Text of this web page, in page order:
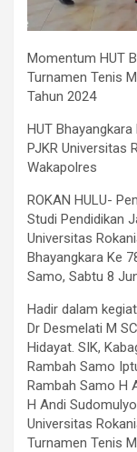
Momentum HUT
Turnamen Tenis
Tahun 2024
HUT
PJKR Universitas
Wakapolres
ROKAN HULU-
Studi Pendidikan
Universitas
Bhayangkara Ke
Samo, Sabtu 8
Hadir dalam
Dr Desmelati M
Hidayat. SIK,
Rambah Samo
Rambah Samo H
H Andi
Universitas
Turnamen Tenis